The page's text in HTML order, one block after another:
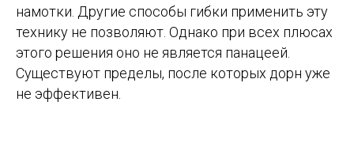
намотки. Другие способы гибки применить эту
технику не позволяют. Однако при всех плюсах
этого решения оно не является панацеей.
Существуют пределы, после которых дорн уже
не эффективен.